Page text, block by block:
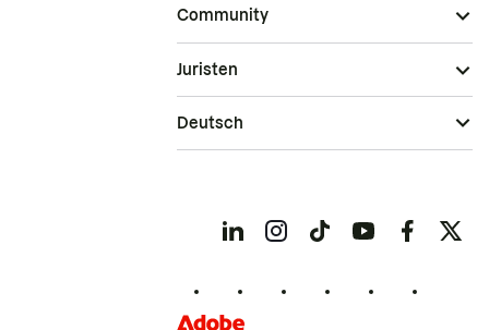
Community
Juristen
Deutsch